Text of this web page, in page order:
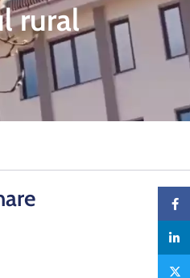
rural